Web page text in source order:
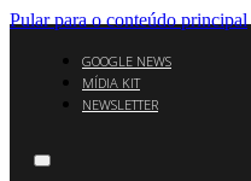
Pular para o conteúdo principal
GOOGLE NEWS
MÍDIA KIT
NEWSLETTER